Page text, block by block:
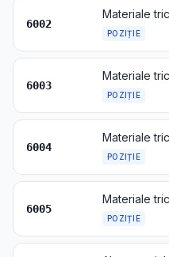
6002
POZIȚIE
6003
POZIȚIE
6004
POZIȚIE
6005
POZIȚIE